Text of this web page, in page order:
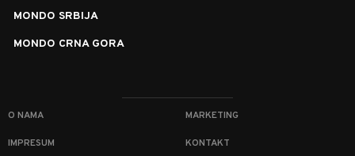
MONDO SRBIJA
MONDO CRNA GORA
O NAMA MARKETING
IMPRESUM KONTAKT